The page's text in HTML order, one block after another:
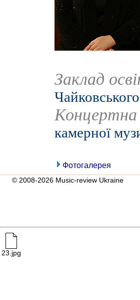
Заклад
Чайковського
Концертна
камерної
Фотогалерея
© 2008-2026 Music-review Ukraine
23.jpg